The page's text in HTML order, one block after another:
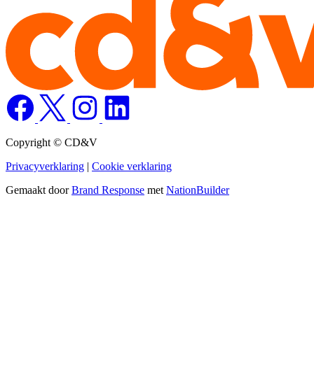
Copyright © CD&V
Privacyverklaring | Cookie verklaring
Gemaakt doorBrand Response met NationBuilder